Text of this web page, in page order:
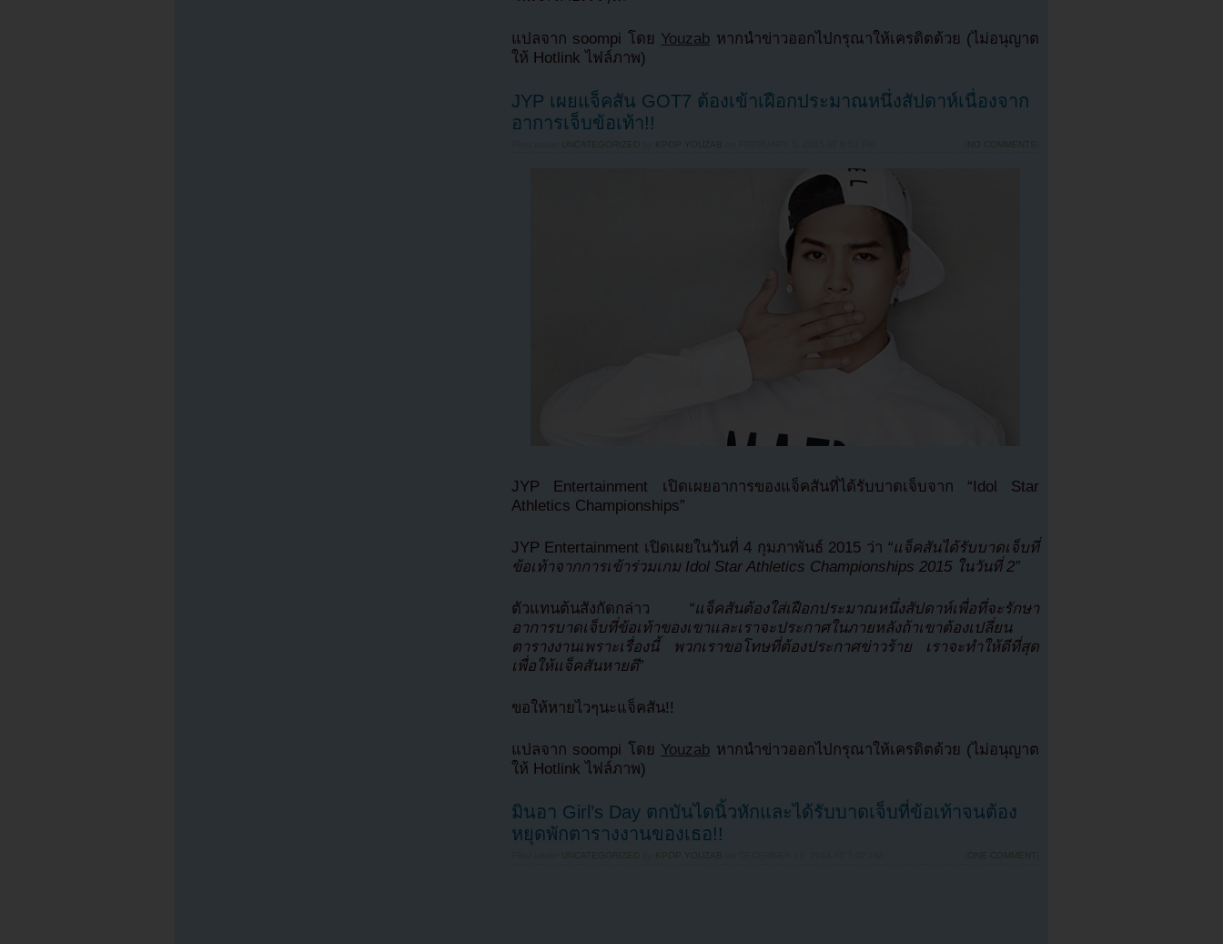
แปลจาก soompi โดย Youzab หากนำข่าวออกไปกรุณาให้เครดิตด้วย (ไม่อนุญาต
ให้ Hotlink ไฟล์ภาพ)
JYP เผยแจ็คสัน GOT7 ต้องเข้าเฝือกประมาณหนึ่งสัปดาห์เนื่องจาก
อาการเจ็บข้อเท้า!!
UNCATEGORIZED KPOP YOUZAB NO COMMENTS
JYP Entertainment เปิดเผยอาการของแจ็คสันที่ได้รับบาดเจ็บจาก “Idol Star
Athletics Championships”
JYP Entertainment เปิดเผยในวันที่ 4 กุมภาพันธ์ 2015 ว่า “แจ็คสันได้รับบาดเจ็บที่
ข้อเท้าจากการเข้าร่วมเกม Idol Star Athletics Championships 2015 ในวันที่ 2”
ตัวแทนต้นสังกัดกล่าว “แจ็คสันต้องใส่เฝือกประมาณหนึ่งสัปดาห์เพื่อที่จะรักษา
อาการบาดเจ็บที่ข้อเท้าของเขาและเราจะประกาศในภายหลังถ้าเขาต้องเปลี่ยน
ตารางงานเพราะเรื่องนี้ พวกเราขอโทษที่ต้องประกาศข่าวร้าย เราจะทำให้ดีที่สุด
เพื่อให้แจ็คสันหายดี”
ขอให้หายไวๆนะแจ็คสัน!!
แปลจาก soompi โดย Youzab หากนำข่าวออกไปกรุณาให้เครดิตด้วย (ไม่อนุญาต
ให้ Hotlink ไฟล์ภาพ)
มินอา Girl’s Day ตกบันไดนิ้วหักและได้รับบาดเจ็บที่ข้อเท้าจนต้อง
หยุดพักตารางงานของเธอ!!
UNCATEGORIZED KPOP YOUZAB